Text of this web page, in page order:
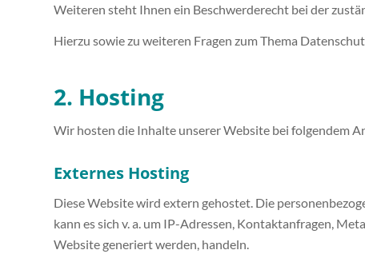
Weiteren steht Ihnen ein Beschwerderecht bei der
Hierzu sowie zu weiteren Fragen zum Thema
2. Hosting
Wir hosten die Inhalte unserer Website bei folgendem
Externes Hosting
Diese Website wird extern gehostet. Die
kann es sich v. a. um IP-Adressen, Kontaktanfragen,
Website generiert werden, handeln.